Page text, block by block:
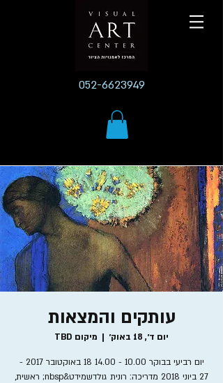
052-6623949
עותקים והמצאות
יום ד׳, 18 באוק׳
  |
מיקום TBD
יום רביעי בבוקר 10.00 - 14.00 18 באוקטובר 2017 -
27 ביוני 2018 מדריכה: רונית גולדשמידט&nbsp; ראשית,